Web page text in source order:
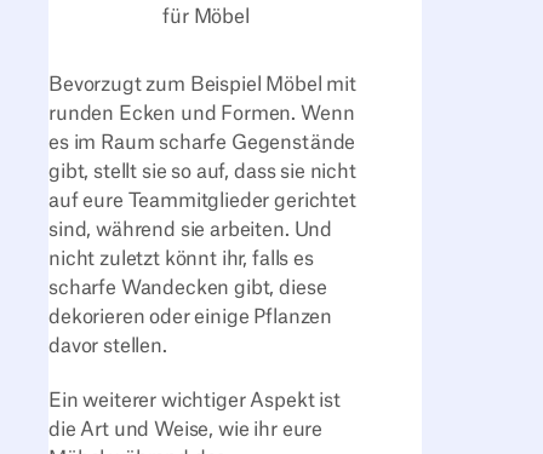
für Möbel
Bevorzugt zum Beispiel Möbel mit
runden Ecken und Formen. Wenn
es im Raum scharfe Gegenstände
gibt, stellt sie so auf, dass sie nicht
auf eure Teammitglieder gerichtet
sind, während sie arbeiten. Und
nicht zuletzt könnt ihr, falls es
scharfe Wandecken gibt, diese
dekorieren oder einige Pflanzen
davor stellen.
Ein weiterer wichtiger Aspekt ist
die Art und Weise, wie ihr eure